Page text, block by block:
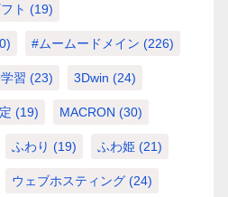
ト (19)
#ムームードメイン (226)
習 (23) 3Dwin (24)
(19) MACRON (30)
ふわり (19) ふわ姫 (21)
ウェブホスティング (24)